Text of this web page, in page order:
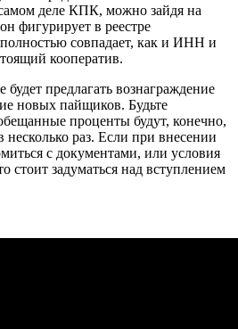
деле КПК, можно зайдя на
фигурирует в реестре
совпадает, как и ИНН и
кооператив.
предлагать вознаграждение
новых пайщиков. Будьте
проценты будут, конечно,
раз. Если при внесении
с документами, или условия
стоит задуматься над вступлением